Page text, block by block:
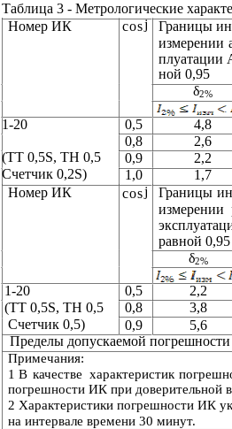
Таблица 3 - Метрологические
Номер ИК
cosj Границы
измерении
плуатации
ной 0,95
δ2%
1-20
(ТТ 0,5S, ТН 0,5
Счетчик 0,2S)
Номер ИК
0,5
4,8
0,8
2,6
0,9
2,2
1,0
1,7
cosj Границы
измерении
равной 0,95
δ2%
1-20 0,5
(ТТ 0,5S, ТН 0,5 0,8
Счетчик 0,5) 0,9
Пределы
Примечания:
1 В качестве характеристик
погрешности ИК при доверительной
2 Характеристики погрешности ИК
на интервале времени 30 минут.